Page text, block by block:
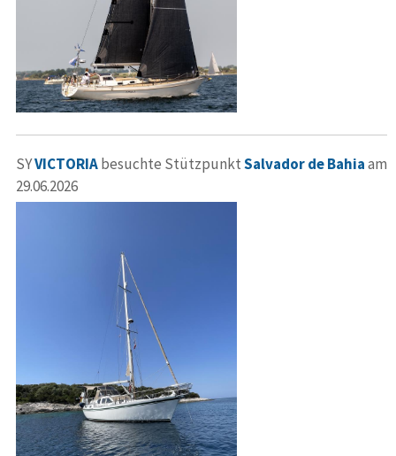
SYVICTORIAbesuchte StützpunktSalvador de Bahiaam
29.06.2026